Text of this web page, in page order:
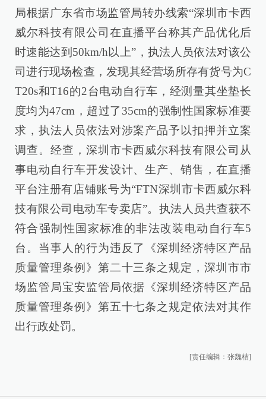
局根据广东省市场监管局转办线索“深圳市卡西
威尔科技有限公司在直播平台称其产品优化后
时速能达到50km/h以上”，执法人员依法对该公
司进行现场检查，发现其经营场所存有货号为C
T20s和T16的2台电动自行车，经测量其坐垫长
度均为47cm，超过了35cm的强制性国家标准要
求，执法人员依法对涉案产品予以扣押并立案
调查。经查，深圳市卡西威尔科技有限公司从
事电动自行车开发设计、生产、销售，在直播
平台注册有店铺账号为“FTN深圳市卡西威尔科
技有限公司电动车专卖店”。执法人员共查获不
符合强制性国家标准的非法改装电动自行车5
台。当事人的行为违反了《深圳经济特区产品
质量管理条例》第二十三条之规定，深圳市市
场监管局宝安监管局依据《深圳经济特区产品
质量管理条例》第五十七条之规定依法对其作
出行政处罚。
[责任编辑：张魏桔]